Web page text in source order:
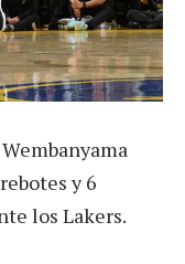
y 6
los Lakers.